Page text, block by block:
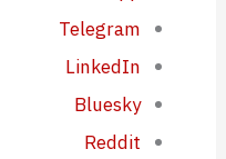
Telegram
LinkedIn
Bluesky
Reddit